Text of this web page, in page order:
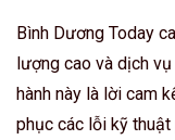
Bình Dương Today
lượng cao và dịch
hành này là lời cam
phục các lỗi kỹ